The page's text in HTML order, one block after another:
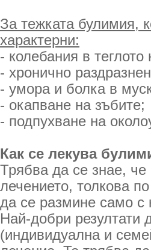
За тежката булимия,
характерни:
- колебания в
- хронично
- умора и болка в
- окапване на зъбите;
- подпухване на
Как се лекува
Трябва да се знае, че
лечението, толкова
да се размине само с
Най-добри резултати
(индивидуална и